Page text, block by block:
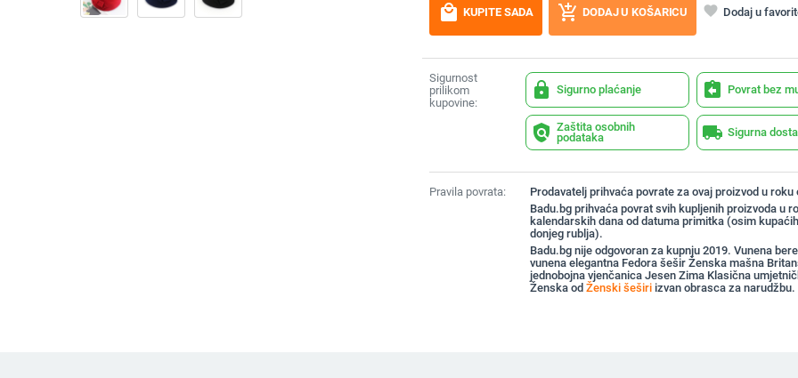
local_mall KUPITE SADA add_shopping_cart DODAJ U KOŠARICU favorite Dodaj u
Sigurnost
prilikom
kupovine:
lock Sigurno plaćanje assignment_return Povrat bez
policy Zaštita osobnih
podataka
local_shipping Sigurna
Pravila povrata:
Prodavatelj prihvaća povrate za ovaj proizvod u roku
Badu.bg prihvaća povrat svih kupljenih proizvoda u
kalendarskih dana od datuma primitka (osim
donjeg rublja).
Badu.bg nije odgovoran za kupnju 2019. Vunena
vunena elegantna Fedora šešir Ženska mašna
jednobojna vjenčanica Jesen Zima Klasična
Ženska od Ženski šeširiizvan obrasca za narudžbu.